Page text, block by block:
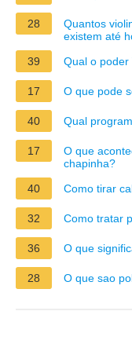
28
Quantos
existem até
39
Qual o
17 O que pode
40 Qual
17
O que
chapinha?
40
Como tirar
32 Como tratar
36 O que
28 O que sao